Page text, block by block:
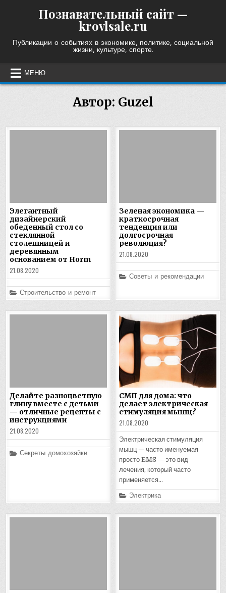
Познавательный сайт —
krovlsale.ru
Публикации о событиях в экономике, политике, социальной
жизни, культуре, спорте.
МЕНЮ
Автор: Guzel
Элегантный
дизайнерский
обеденный стол со
стеклянной
столешницей и
деревянным
основанием от Horm
21.08.2020
Posted
in
Строительство и ремонт
Зеленая экономика —
краткосрочная
тенденция или
долгосрочная
революция?
21.08.2020
Posted
Советы и рекомендации
Делайте разноцветную
глину вместе с детьми
— отличные рецепты с
инструкциями
21.08.2020
Posted
Секреты домохозяйки
СМП для дома: что
делает электрическая
стимуляция мышц?
21.08.2020
Электрическая стимуляция
мышц — часто именуемая
просто EMS — это вид
лечения, который часто
применяется…
Posted
in
Электрика